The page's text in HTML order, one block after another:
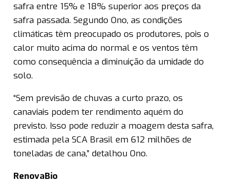
safra entre 15% e 18% superior aos preços da
safra passada. Segundo Ono, as condições
climáticas têm preocupado os produtores, pois o
calor muito acima do normal e os ventos têm
como consequência a diminuição da umidade do
solo.
“Sem previsão de chuvas a curto prazo, os
canaviais podem ter rendimento aquém do
previsto. Isso pode reduzir a moagem desta safra,
estimada pela SCA Brasil em 612 milhões de
toneladas de cana,” detalhou Ono.
RenovaBio